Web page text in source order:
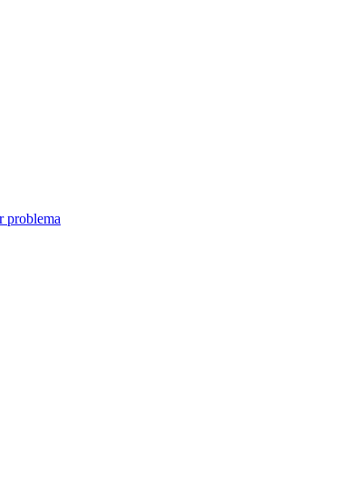
problema